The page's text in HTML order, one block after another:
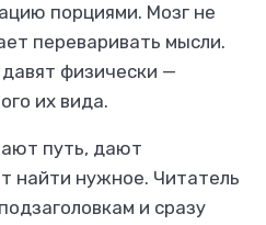
порциями. Мозг не
переваривать мысли.
физически —
их вида.
путь, дают
найти нужное. Читатель
и сразу